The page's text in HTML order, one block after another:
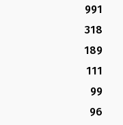
991
318
189
111
99
96